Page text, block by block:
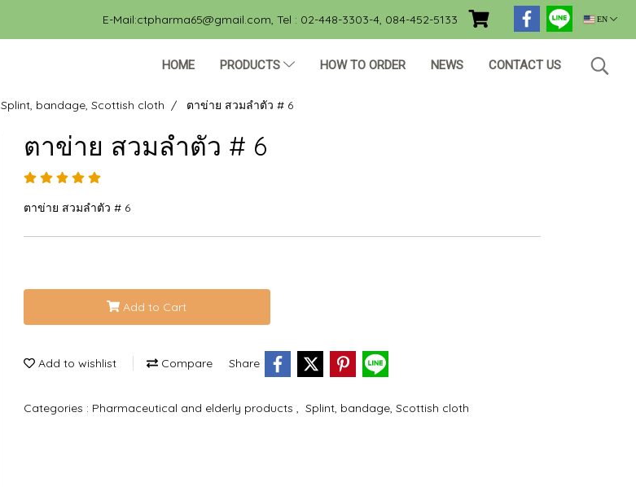
E-Mail:ctpharma65@gmail.com, Tel : 02-448-3303-4, 084-452-5133 EN
HOME PRODUCTS HOW TO ORDER NEWS CONTACT US
Splint, bandage, Scottish cloth ตาข่าย สวมลำตัว # 6
ตาข่าย สวมลำตัว # 6
ตาข่าย สวมลำตัว # 6
Add to Cart
Add to wishlist Compare Share
Categories : Pharmaceutical and elderly products Splint, bandage, Scottish cloth